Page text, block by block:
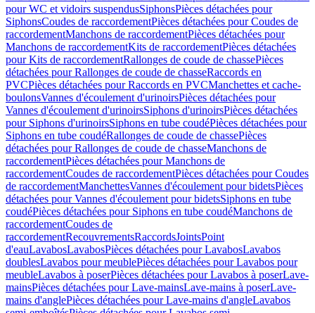
pour WC et vidoirs suspendusSiphonsPièces détachées pour
SiphonsCoudes de raccordementPièces détachées pour Coudes de
raccordementManchons de raccordementPièces détachées pour
Manchons de raccordementKits de raccordementPièces détachées
pour Kits de raccordementRallonges de coude de chassePièces
détachées pour Rallonges de coude de chasseRaccords en
PVCPièces détachées pour Raccords en PVCManchettes et cache-
boulonsVannes d'écoulement d'urinoirsPièces détachées pour
Vannes d'écoulement d'urinoirsSiphons d'urinoirsPièces détachées
pour Siphons d'urinoirsSiphons en tube coudéPièces détachées pour
Siphons en tube coudéRallonges de coude de chassePièces
détachées pour Rallonges de coude de chasseManchons de
raccordementPièces détachées pour Manchons de
raccordementCoudes de raccordementPièces détachées pour Coudes
de raccordementManchettesVannes d'écoulement pour bidetsPièces
détachées pour Vannes d'écoulement pour bidetsSiphons en tube
coudéPièces détachées pour Siphons en tube coudéManchons de
raccordementCoudes de
raccordementRecouvrementsRaccordsJointsPoint
d'eauLavabosLavabosPièces détachées pour LavabosLavabos
doublesLavabos pour meublePièces détachées pour Lavabos pour
meubleLavabos à poserPièces détachées pour Lavabos à poserLave-
mainsPièces détachées pour Lave-mainsLave-mains à poserLave-
mains d'anglePièces détachées pour Lave-mains d'angleLavabos